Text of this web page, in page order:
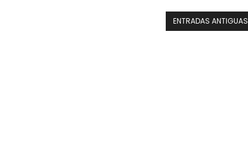
ENTRADAS ANTIGUAS